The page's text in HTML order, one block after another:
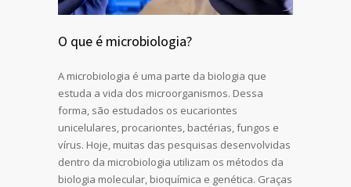
O que é microbiologia?
A microbiologia é uma parte da biologia que
estuda a vida dos microorganismos. Dessa
forma, são estudados os eucariontes
unicelulares, procariontes, bactérias, fungos e
vírus. Hoje, muitas das pesquisas desenvolvidas
dentro da microbiologia utilizam os métodos da
biologia molecular, bioquímica e genética. Graças